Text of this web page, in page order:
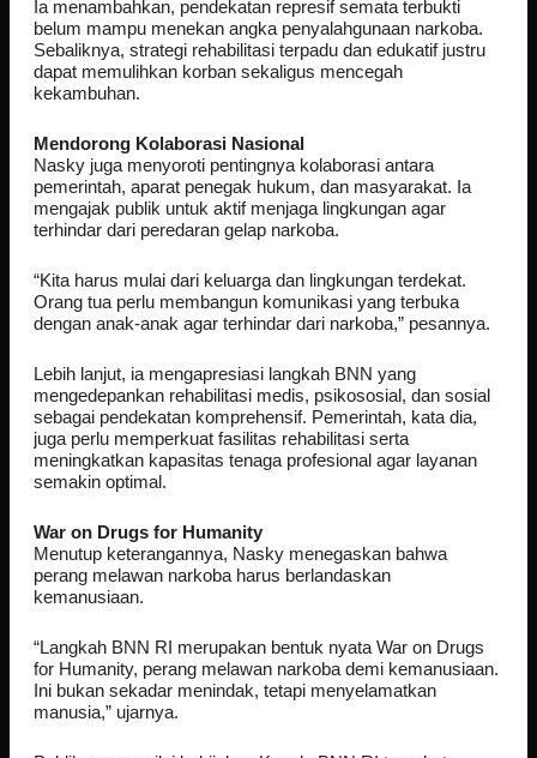
Ia menambahkan, pendekatan represif semata terbukti
belum mampu menekan angka penyalahgunaan narkoba.
Sebaliknya, strategi rehabilitasi terpadu dan edukatif justru
dapat memulihkan korban sekaligus mencegah
kekambuhan.
Mendorong Kolaborasi Nasional
Nasky juga menyoroti pentingnya kolaborasi antara
pemerintah, aparat penegak hukum, dan masyarakat. Ia
mengajak publik untuk aktif menjaga lingkungan agar
terhindar dari peredaran gelap narkoba.
“Kita harus mulai dari keluarga dan lingkungan terdekat.
Orang tua perlu membangun komunikasi yang terbuka
dengan anak-anak agar terhindar dari narkoba,” pesannya.
Lebih lanjut, ia mengapresiasi langkah BNN yang
mengedepankan rehabilitasi medis, psikososial, dan sosial
sebagai pendekatan komprehensif. Pemerintah, kata dia,
juga perlu memperkuat fasilitas rehabilitasi serta
meningkatkan kapasitas tenaga profesional agar layanan
semakin optimal.
War on Drugs for Humanity
Menutup keterangannya, Nasky menegaskan bahwa
perang melawan narkoba harus berlandaskan
kemanusiaan.
“Langkah BNN RI merupakan bentuk nyata War on Drugs
for Humanity, perang melawan narkoba demi kemanusiaan.
Ini bukan sekadar menindak, tetapi menyelamatkan
manusia,” ujarnya.